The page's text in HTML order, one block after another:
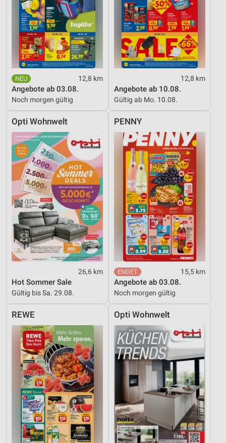
12,8 km
Angebote ab 03.08.
Noch morgen gültig
12,8 km
Angebote ab 10.08.
Gültig ab Mo. 10.08.
Opti Wohnwelt
26,6 km
Hot Sommer Sale
Gültig bis Sa. 29.08.
PENNY
15,5 km
Angebote ab 03.08.
Noch morgen gültig
REWE Opti Wohnwelt